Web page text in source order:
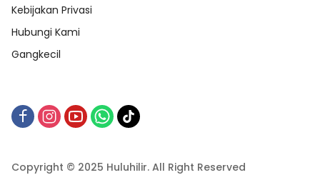
Kebijakan Privasi
Hubungi Kami
Gangkecil
Copyright © 2025 Huluhilir. All Right Reserved